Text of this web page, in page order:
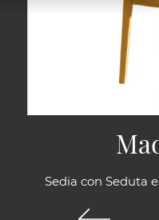
Sedia con Seduta